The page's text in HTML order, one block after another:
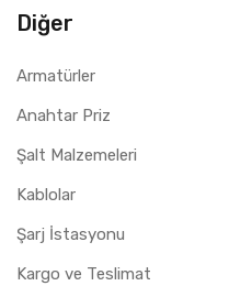
Diğer
Armatürler
Anahtar Priz
Şalt Malzemeleri
Kablolar
Şarj İstasyonu
Kargo ve Teslimat